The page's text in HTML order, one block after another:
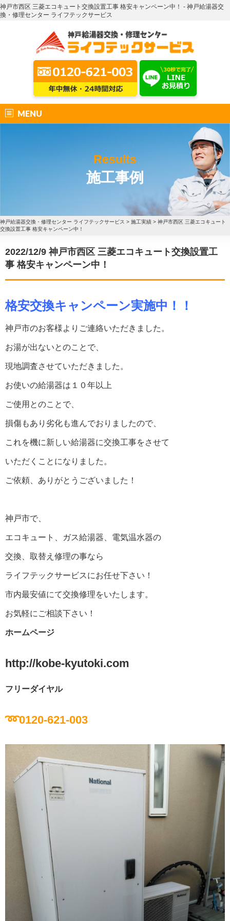
神戸市西区 三菱エコキュート交換設置工事 格安キャンペーン中！ - 神戸給湯器交
換・修理センター ライフテックサービス
MENU
Results
施工事例
神戸給湯器交換・修理センター ライフテックサービス > 施工実績 > 神戸市西区 三菱エコキュート
交換設置工事 格安キャンペーン中！
2022/12/9 神戸市西区 三菱エコキュート交換設置工
事 格安キャンペーン中！
格安交換キャンペーン実施中！！
神戸市のお客様よりご連絡いただきました。
お湯が出ないとのことで、
現地調査させていただきました。
お使いの給湯器は１０年以上
ご使用とのことで、
損傷もあり劣化も進んでおりましたので、
これを機に新しい給湯器に交換工事をさせて
いただくことになりました。
ご依頼、ありがとうございました！
神戸市で、
エコキュート、ガス給湯器、電気温水器の
交換、取替え修理の事なら
ライフテックサービスにお任せ下さい！
市内最安値にて交換修理をいたします。
お気軽にご相談下さい！
ホームページ
http://kobe-kyutoki.com
フリーダイヤル
➿0120-621-003